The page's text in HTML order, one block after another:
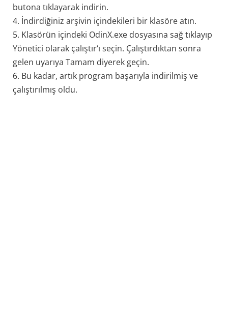
butona tıklayarak indirin.
4. İndirdiğiniz arşivin içindekileri bir klasöre atın.
5. Klasörün içindeki OdinX.exe dosyasına sağ tıklayıp
Yönetici olarak çalıştır‘ı seçin. Çalıştırdıktan sonra
gelen uyarıya Tamam diyerek geçin.
6. Bu kadar, artık program başarıyla indirilmiş ve
çalıştırılmış oldu.